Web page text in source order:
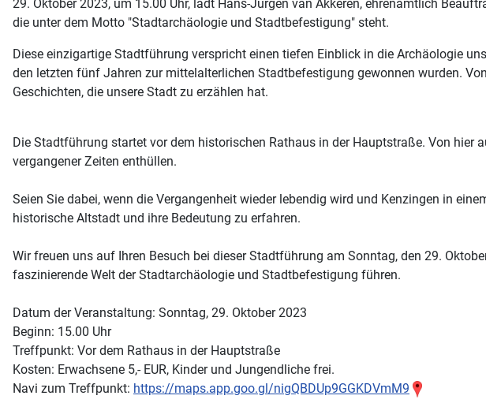
29. Oktober 2023, um 15.00 Uhr, lädt Hans-Jürgen van Akkeren, ehrenamtlich
die unter dem Motto "Stadtarchäologie und Stadtbefestigung" steht.
Diese einzigartige Stadtführung verspricht einen tiefen Einblick in die Archäologie
den letzten fünf Jahren zur mittelalterlichen Stadtbefestigung gewonnen wurden.
Geschichten, die unsere Stadt zu erzählen hat.
Die Stadtführung startet vor dem historischen Rathaus in der Hauptstraße. Von
vergangener Zeiten enthüllen.
Seien Sie dabei, wenn die Vergangenheit wieder lebendig wird und Kenzingen in
historische Altstadt und ihre Bedeutung zu erfahren.
Wir freuen uns auf Ihren Besuch bei dieser Stadtführung am Sonntag, den 29.
faszinierende Welt der Stadtarchäologie und Stadtbefestigung führen.
Datum der Veranstaltung: Sonntag, 29. Oktober 2023
Beginn: 15.00 Uhr
Treffpunkt: Vor dem Rathaus in der Hauptstraße
Kosten: Erwachsene 5,- EUR, Kinder und Jungendliche frei.
Navi zum Treffpunkt: https://maps.app.goo.gl/nigQBDUp9GGKDVmM9